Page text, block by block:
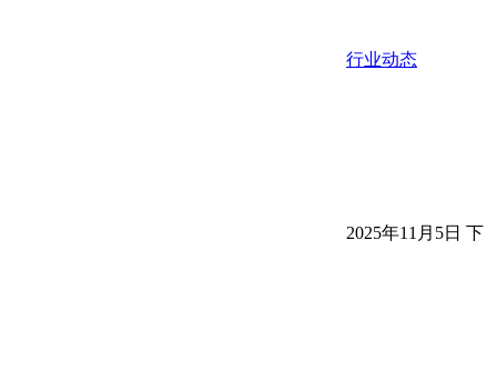
行业动态
2025年11月5日 下